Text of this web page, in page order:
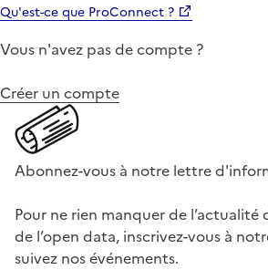
Qu'est-ce que ProConnect ?
Vous n'avez pas de compte ?
Créer un compte
Abonnez-vous à notre lettre
Pour ne rien manquer de l’actualité
de l’open data, inscrivez-vous à
suivez nos événements.